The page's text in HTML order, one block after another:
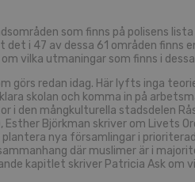
som finns på polisens
i 47 av dessa 61 områden
vilka utmaningar som finns i
görs redan idag. Här lyfts inga
skolan och komma in på
i den mångkulturella stadsdelen
Björkman skriver om Livets
nya församlingar i
där muslimer är i
kapitlet skriver Patricia Ask